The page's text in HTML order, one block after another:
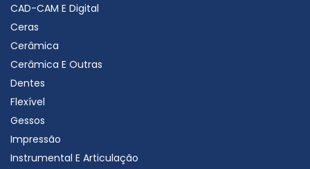
CAD-CAM E Digital
Ceras
Cerâmica
Cerâmica E Outras
Dentes
Flexível
Gessos
Impressão
Instrumental E Articulação